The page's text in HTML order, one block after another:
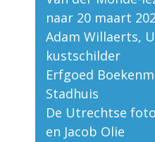
naar 20 maart
Adam Willaerts,
kustschilder
Erfgoed
Stadhuis
De Utrechtse
en Jacob Olie